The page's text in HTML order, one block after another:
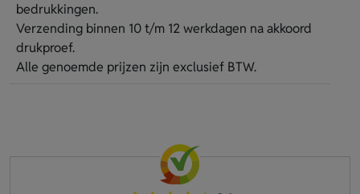
bedrukkingen.
Verzending binnen 10 t/m 12 werkdagen na akkoord
drukproef.
Alle genoemde prijzen zijn exclusief BTW.